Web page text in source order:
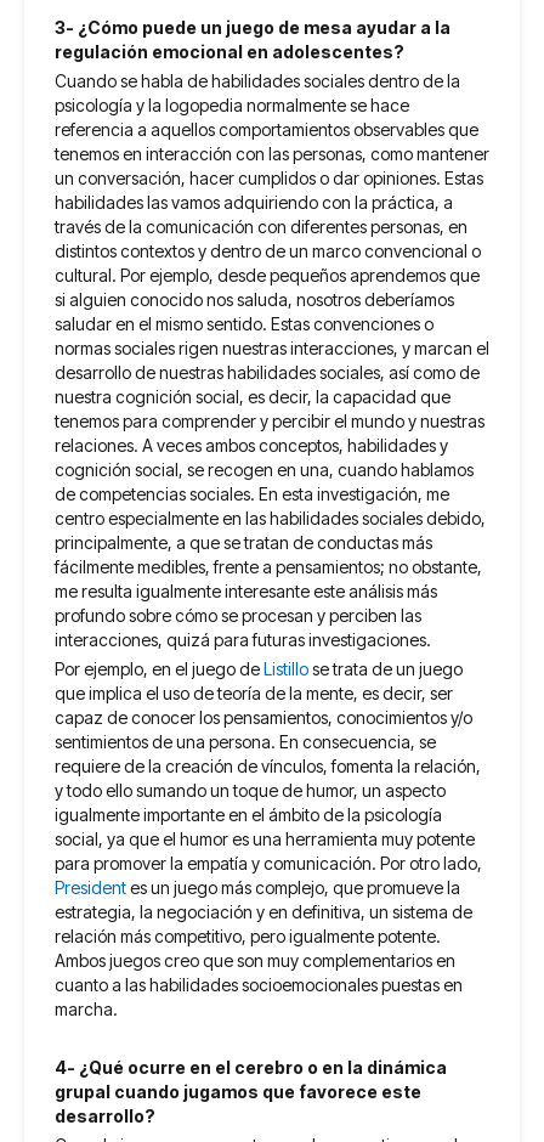
3- ¿Cómo puede un juego de mesa ayudar a la
regulación emocional en adolescentes?
Cuando se habla de habilidades sociales dentro de la
psicología y la logopedia normalmente se hace
referencia a aquellos comportamientos observables que
tenemos en interacción con las personas, como mantener
un conversación, hacer cumplidos o dar opiniones. Estas
habilidades las vamos adquiriendo con la práctica, a
través de la comunicación con diferentes personas, en
distintos contextos y dentro de un marco convencional o
cultural. Por ejemplo, desde pequeños aprendemos que
si alguien conocido nos saluda, nosotros deberíamos
saludar en el mismo sentido. Estas convenciones o
normas sociales rigen nuestras interacciones, y marcan el
desarrollo de nuestras habilidades sociales, así como de
nuestra cognición social, es decir, la capacidad que
tenemos para comprender y percibir el mundo y nuestras
relaciones. A veces ambos conceptos, habilidades y
cognición social, se recogen en una, cuando hablamos
de competencias sociales. En esta investigación, me
centro especialmente en las habilidades sociales debido,
principalmente, a que se tratan de conductas más
fácilmente medibles, frente a pensamientos; no obstante,
me resulta igualmente interesante este análisis más
profundo sobre cómo se procesan y perciben las
interacciones, quizá para futuras investigaciones.
Por ejemplo, en el juego deListillose trata de un juego
que implica el uso de teoría de la mente, es decir, ser
capaz de conocer los pensamientos, conocimientos y/o
sentimientos de una persona. En consecuencia, se
requiere de la creación de vínculos, fomenta la relación,
y todo ello sumando un toque de humor, un aspecto
igualmente importante en el ámbito de la psicología
social, ya que el humor es una herramienta muy potente
para promover la empatía y comunicación. Por otro lado,
Presidentes un juego más complejo, que promueve la
estrategia, la negociación y en definitiva, un sistema de
relación más competitivo, pero igualmente potente.
Ambos juegos creo que son muy complementarios en
cuanto a las habilidades socioemocionales puestas en
marcha.
4- ¿Qué ocurre en el cerebro o en la dinámica
grupal cuando jugamos que favorece este
desarrollo?